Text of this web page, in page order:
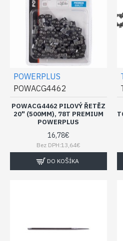
POWERPLUS
POWACG4462
POWACG4462 PILOVÝ ŘETĚZ
20" (500MM), 78T PREMIUM
POWERPLUS
16,78€
Bez DPH:13,64€
DO KOŠÍKA